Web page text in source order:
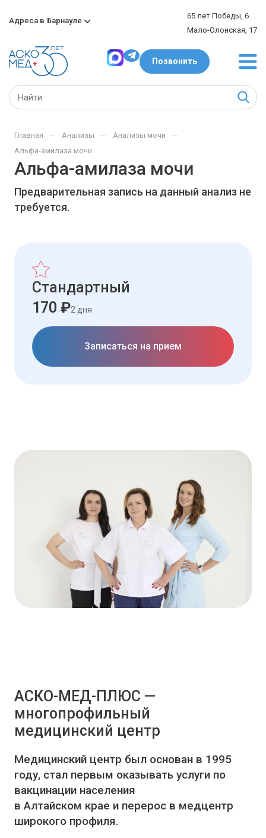
Адреса в Барнауле
65 лет Победы, 6
Мало-Олонская, 17
Позвонить
Альфа-амилаза мочи
Предварительная запись на данный анализ не
требуется.
Главная — Анализы — Анализы мочи —
Альфа-амилаза мочи
Стандартный
170 ₽2 дня
Записаться на прием
АСКО-МЕД-ПЛЮС —
многопрофильный
медицинский центр
Медицинский центр был основан в 1995
году, стал первым оказывать услуги по
вакцинации населения
в Алтайском крае и перерос в медцентр
широкого профиля.